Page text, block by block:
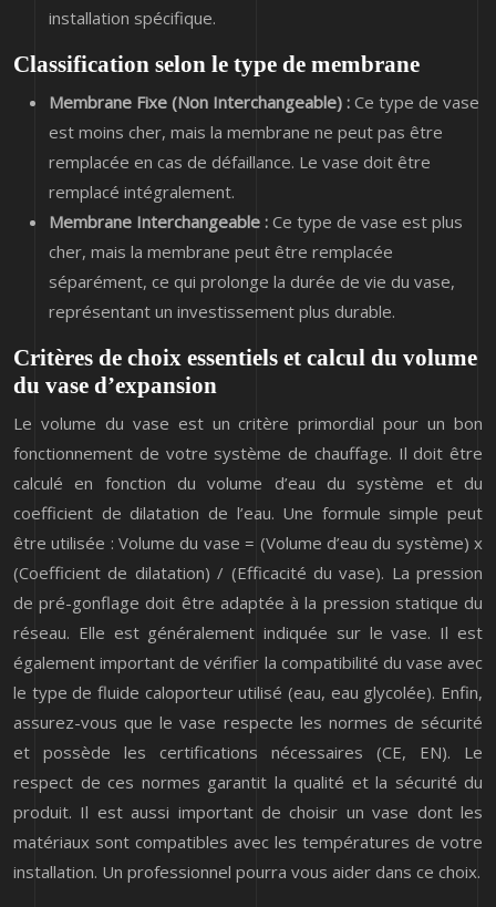
installation spécifique.
Classification selon le type de membrane
Membrane Fixe (Non Interchangeable) : Ce type de vase
est moins cher, mais la membrane ne peut pas être
remplacée en cas de défaillance. Le vase doit être
remplacé intégralement.
Membrane Interchangeable : Ce type de vase est plus
cher, mais la membrane peut être remplacée
séparément, ce qui prolonge la durée de vie du vase,
représentant un investissement plus durable.
Critères de choix essentiels et calcul du volume
du vase d’expansion
Le volume du vase est un critère primordial pour un bon
fonctionnement de votre système de chauffage. Il doit être
calculé en fonction du volume d’eau du système et du
coefficient de dilatation de l’eau. Une formule simple peut
être utilisée : Volume du vase = (Volume d’eau du système) x
(Coefficient de dilatation) / (Efficacité du vase). La pression
de pré-gonflage doit être adaptée à la pression statique du
réseau. Elle est généralement indiquée sur le vase. Il est
également important de vérifier la compatibilité du vase avec
le type de fluide caloporteur utilisé (eau, eau glycolée). Enfin,
assurez-vous que le vase respecte les normes de sécurité
et possède les certifications nécessaires (CE, EN). Le
respect de ces normes garantit la qualité et la sécurité du
produit. Il est aussi important de choisir un vase dont les
matériaux sont compatibles avec les températures de votre
installation. Un professionnel pourra vous aider dans ce choix.